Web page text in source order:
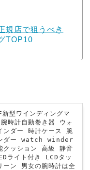
規店で狙うべき
TOP10
新型ワインディングマ
時計自動巻き器 ウォ
ンダー 時計ケース 腕
ダー watch winder
クッション 高級 静音
ライト付き LCDタッ
ーン 男女の腕時計は全